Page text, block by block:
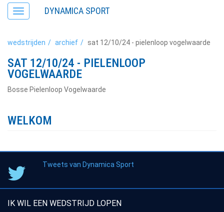
Toggle
navigation
DYNAMICA SPORT
wedstrijden archief sat 12/10/24 - pielenloop vogelwaarde
SAT 12/10/24 - PIELENLOOP
VOGELWAARDE
Bosse Pielenloop Vogelwaarde
WELKOM
Tweets van Dynamica Sport
IK WIL EEN WEDSTRIJD LOPEN